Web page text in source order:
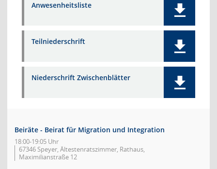
Anwesenheitsliste
Teilniederschrift
Niederschrift Zwischenblätter
Beiräte - Beirat für Migration und Integration
18:00-19:05 Uhr
67346 Speyer, Ältestenratszimmer, Rathaus,
Maximilianstraße 12